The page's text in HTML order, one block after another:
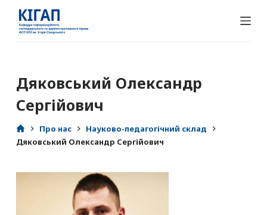
т
и
Дяковський Олександр
Сергійович
Про нас
Науково-педагогічний склад
Дяковський Олександр Сергійович